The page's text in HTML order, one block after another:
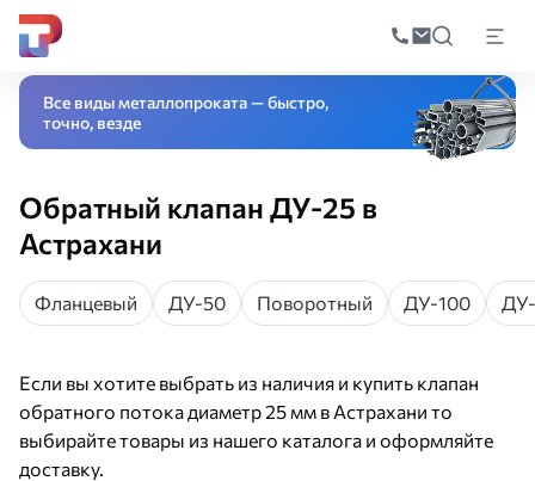
по
Главная Запорная арматура
Все виды металлопроката — быстро,
точно, везде
Обратный клапан ДУ-25 в
Астрахани
Фланцевый ДУ-50 Поворотный ДУ-100
Если вы хотите выбрать из наличия и купить клапан
обратного потока диаметр 25 мм в Астрахани то
выбирайте товары из нашего каталога и оформляйте
доставку.